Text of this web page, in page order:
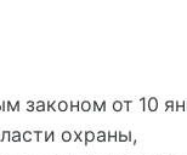
законом от 10
охраны,